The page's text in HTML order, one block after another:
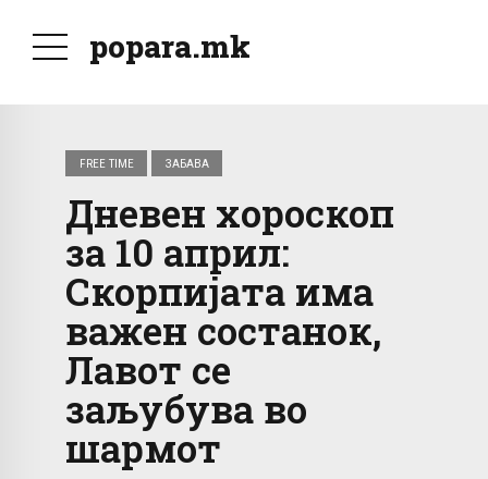
popara.mk
FREE TIME ЗАБАВА
Дневен хороскоп
за 10 април:
Скорпијата има
важен состанок,
Лавот се
заљубува во
шармот